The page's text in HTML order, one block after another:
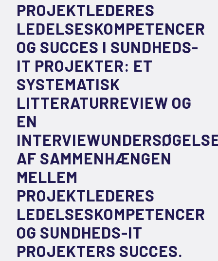
PROJEKTLEDERES
LEDELSESKOMPETENCER
OG SUCCES I SUNDHEDS-
IT PROJEKTER: ET
SYSTEMATISK
LITTERATURREVIEW OG
EN
AF SAMMENHÆNGEN
MELLEM
PROJEKTLEDERES
LEDELSESKOMPETENCER
OG SUNDHEDS-IT
PROJEKTERS SUCCES.